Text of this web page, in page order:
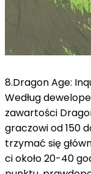
8.Dragon Age:
Według
zawartości
graczowi od 150
trzymać się
ci około 20-40